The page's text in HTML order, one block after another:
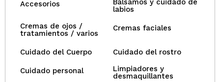
Accesorios
Bálsamos y cuidado de
labios
Cremas de ojos /
tratamientos / varios
Cremas faciales
Cuidado del Cuerpo Cuidado del rostro
Cuidado personal
Limpiadores y
desmaquillantes